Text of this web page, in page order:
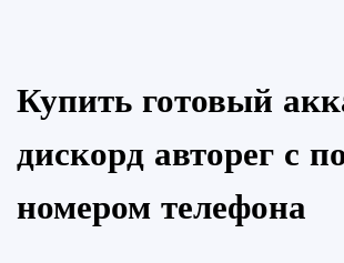
Купить готовый
дискорд авторег с
номером телефона